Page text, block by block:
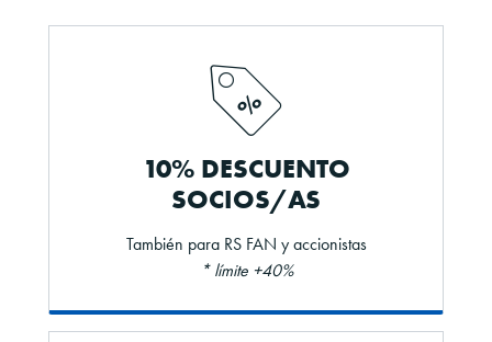
10% DESCUENTO
SOCIOS/AS
También para RS FAN y accionistas
* límite +40%